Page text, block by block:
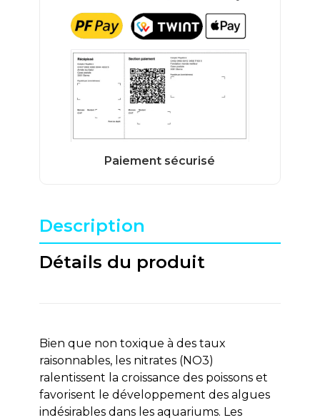
Description
Détails du produit
Bien que non toxique à des taux
raisonnables, les nitrates (NO3)
ralentissent la croissance des poissons et
favorisent le développement des algues
indésirables dans les aquariums. Les